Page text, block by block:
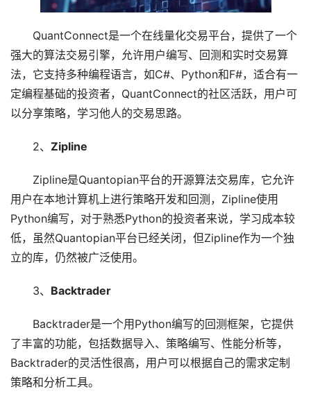
QuantConnect是一个在线量化交易平台，提供了一个
强大的算法交易引擎，允许用户编写、回测和实时交易算
法，它支持多种编程语言，如C#、Python和F#，适合有一
定编程基础的投资者，QuantConnect的社区活跃，用户可
以分享策略，学习他人的交易思路。
2、 Zipline
Zipline是Quantopian平台的开源算法交易库，它允许
用户在本地计算机上进行策略开发和回测，Zipline使用
Python编写，对于熟悉Python的投资者来说，学习成本较
低，虽然Quantopian平台已经关闭，但Zipline作为一个独
立的库，仍然被广泛使用。
3、 Backtrader
Backtrader是一个用Python编写的回测框架，它提供
了丰富的功能，包括数据导入、策略编写、性能分析等，
Backtrader的灵活性很高，用户可以根据自己的需求定制
策略和分析工具。